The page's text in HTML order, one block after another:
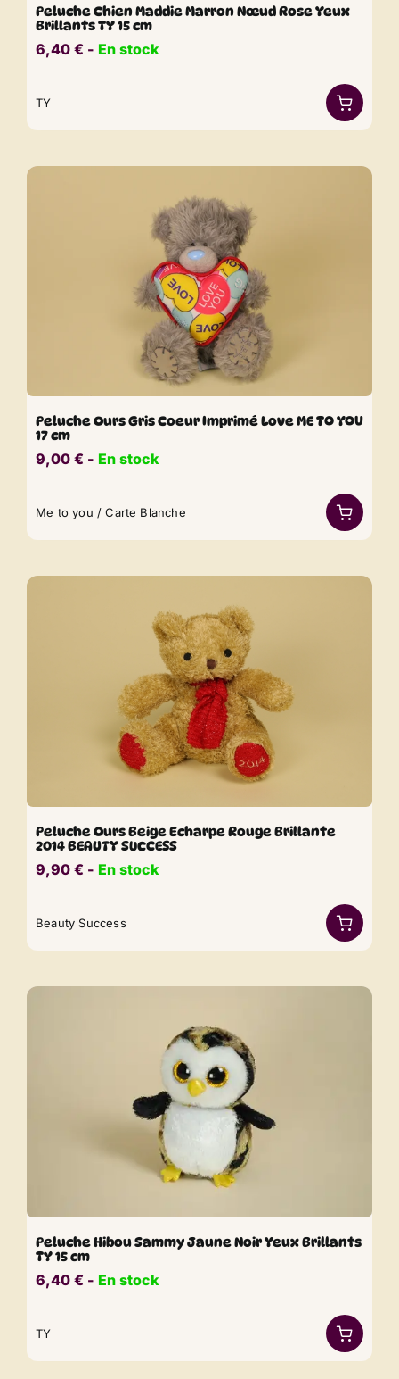
Peluche Chien Maddie Marron Nœud Rose Yeux
Brillants TY 15 cm
6,40 € ​​ - En stock
TY
Peluche Ours Gris Coeur Imprimé Love ME TO YOU
17 cm
9,00 € ​​ - En stock
Me to you / Carte Blanche
Peluche Ours Beige Echarpe Rouge Brillante
2014 BEAUTY SUCCESS
9,90 € ​​ - En stock
Beauty Success
Peluche Hibou Sammy Jaune Noir Yeux Brillants
TY 15 cm
6,40 € ​​ - En stock
TY